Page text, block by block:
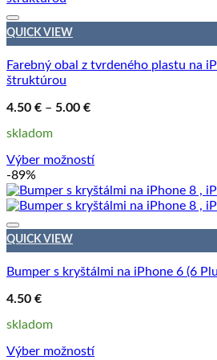
QUICK VIEW
Farebný obal z tvrdeného plastu na
štruktúrou
4.50 € – 5.00 €Price
5.00 €
skladom
Výber možností
Tento
produkt
má
viacero
variantov.
Možnosti
si
môžete
vybrať
stránke
-89%
QUICK VIEW
Bumper s kryštálmi na iPhone 6 (6
4.50 €
skladom
Výber možností